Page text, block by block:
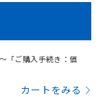
「ご購入手続き：価
カートをみる